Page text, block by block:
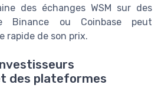
des échanges WSM sur des
Binance ou Coinbase peut
rapide de son prix.
des plateformes